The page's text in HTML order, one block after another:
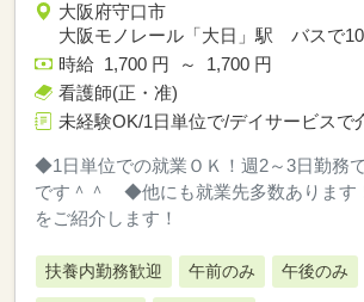
大阪府守口市
大阪モノレール「大日」駅 バスで
時給 1,700 円 ～ 1,700 円
看護師(正・准)
未経験OK/1日単位で/デイサービスで
◆1日単位での就業ＯＫ！週2～3日勤務
です＾＾ ◆他にも就業先多数あります
をご紹介します！
扶養内勤務歓迎 午前のみ 午後のみ